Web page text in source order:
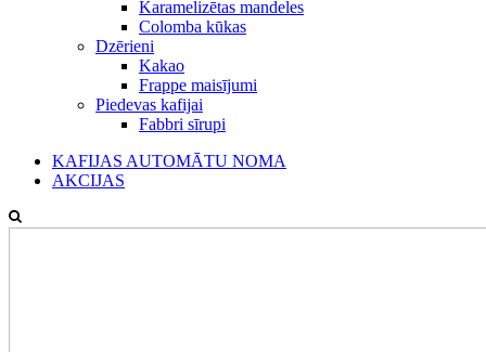
Karamelizētas mandeles
Colomba kūkas
Dzērieni
Kakao
Frappe maisījumi
Piedevas kafijai
Fabbri sīrupi
KAFIJAS AUTOMĀTU NOMA
AKCIJAS